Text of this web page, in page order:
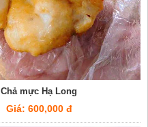
Chả mực Hạ Long
Giá: 600,000 đ